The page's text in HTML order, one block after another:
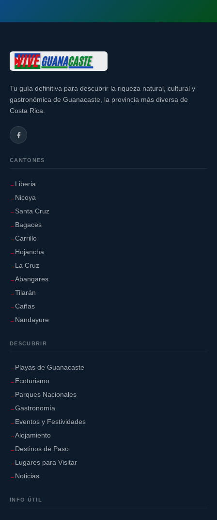
Tu guía definitiva para descubrir la riqueza natural, cultural y
gastronómica de Guanacaste, la provincia más diversa de
Costa Rica.
CANTONES
Liberia
Nicoya
Santa Cruz
Bagaces
Carrillo
Hojancha
La Cruz
Abangares
Tilarán
Cañas
Nandayure
DESCUBRIR
Playas de Guanacaste
Ecoturismo
Parques Nacionales
Gastronomía
Eventos y Festividades
Alojamiento
Destinos de Paso
Lugares para Visitar
Noticias
INFO ÚTIL